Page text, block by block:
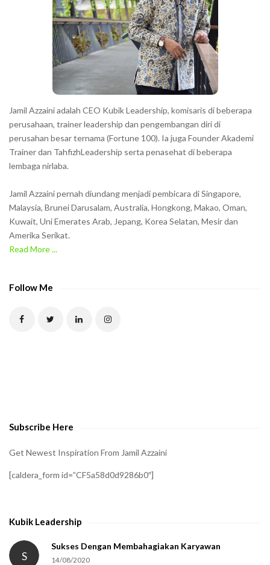
Jamil Azzaini adalah CEO Kubik Leadership, komisaris di beberapa
perusahaan, trainer leadership dan pengembangan diri di
perusahan besar ternama (Fortune 100). Ia juga Founder Akademi
Trainer dan TahfizhLeadership serta penasehat di beberapa
lembaga nirlaba.
Jamil Azzaini pernah diundang menjadi pembicara di Singapore,
Malaysia, Brunei Darusalam, Australia, Hongkong, Makao, Oman,
Kuwait, Uni Emerates Arab, Jepang, Korea Selatan, Mesir dan
Amerika Serikat.
Read More ...
Follow Me
Subscribe Here
Get Newest Inspiration From Jamil Azzaini
[caldera_form id=”CF5a58d0d9286b0″]
Kubik Leadership
S
Sukses Dengan Membahagiakan Karyawan
14/08/2020